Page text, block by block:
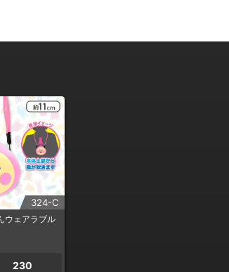
324-C
ウェアラブル
230